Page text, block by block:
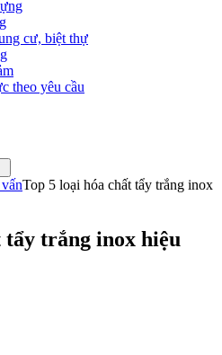
cư, biệt thự
theo yêu cầu
Top 5 loại hóa chất tẩy trắng inox
tẩy trắng inox hiệu